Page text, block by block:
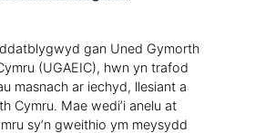
gan Uned Gymorth
(UGAEIC), hwn yn trafod
masnach ar iechyd, llesiant a
Cymru. Mae wedi’i anelu at
sy’n gweithio ym meysydd